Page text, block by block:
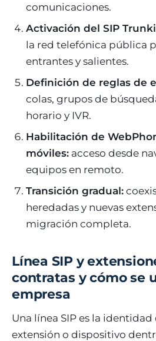
comunicaciones.
Activación del SIP
la red telefónica pública
entrantes y salientes.
Definición de reglas de
colas, grupos de
horario y IVR.
Habilitación de
móviles: acceso desde
equipos en remoto.
Transición gradual:
heredadas y nuevas
migración completa.
Línea SIP y
contratas y cómo se
empresa
Una línea SIP es la
extensión o dispositivo